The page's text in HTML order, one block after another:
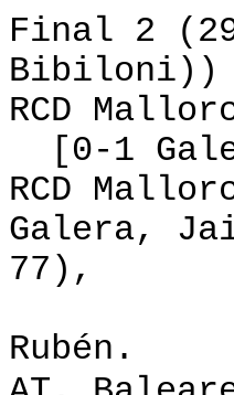
Final 2
Bibiloni))
RCD
[0-1
RCD
Galera,
77),
Rubén.